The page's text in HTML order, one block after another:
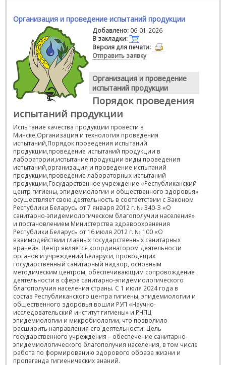
Организация и проведение испытаний продукции
Добавлено: 06-01-2026
В закладки:
Версия для печати:
Отправить заявку
Организация и проведение
испытаний продукции
Порядок проведения
испытаний продукции
Испытание качества продукции провести в
Минске,Организация и технология проведения
испытаний, Порядок проведения испытаний
продукции,проведение испытаний продукции в
лаборатории,испытание продукции виды проведения
испытаний,организация и проведение испытаний
продукции,проведение лабораторных испытаний
продукции, Государственное учреждение «Республиканский
центр гигиены, эпидемиологии и общественного здоровья»
осуществляет свою деятельность в соответствии с Законом
Республики Беларусь от 7 января 2012 г. № 340-З «О
санитарно-эпидемиологическом благополучии населения»
и постановлением Министерства здравоохранения
Республики Беларусь от 16 июля 2012 г. № 100 «О
взаимодействии главных государственных санитарных
врачей». Центр является координатором деятельности
органов и учреждений Беларуси, проводящих
государственный санитарный надзор, основным
методическим центром, обеспечивающим сопровождение
деятельности в сфере санитарно-эпидемиологического
благополучия населения страны. С 1 июля 2024 года в
состав Республиканского центра гигиены, эпидемиологии и
общественного здоровья вошли РУП «Научно-
исследовательский институт гигиены» и РНПЦ
эпидемиологии и микробиологии, что позволило
расширить направления его деятельности. Цель
государственного учреждения – обеспечение санитарно-
эпидемиологического благополучия населения, в том числе
работа по формированию здорового образа жизни и
пропаганда гигиенических знаний.